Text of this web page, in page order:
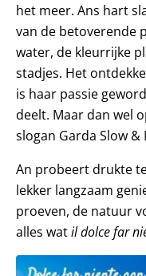
het meer. Ans hart
van de betoverende
water, de kleurrijke
stadjes. Het
is haar passie
deelt. Maar dan wel
slogan Garda Slow &
An probeert drukte
lekker langzaam
proeven, de natuur
alles watil dolce far